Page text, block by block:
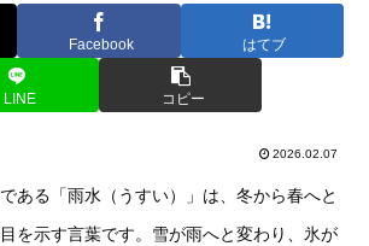
Facebook はてブ
LINE コピー
2026.02.07
ある「雨水（うすい）」は、冬から春へと
を示す言葉です。雪が雨へと変わり、氷が